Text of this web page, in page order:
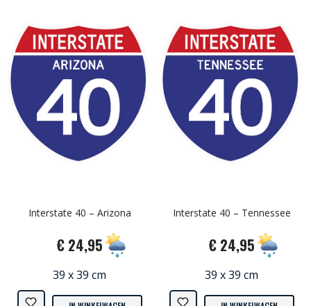
Interstate 40 – Arizona
€ 24,95
39 x 39 cm
Interstate 40 – Tennessee
€ 24,95
39 x 39 cm